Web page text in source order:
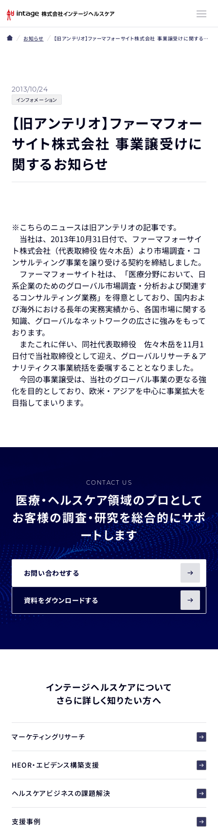
お知らせ 【旧アンテリオ】ファーマフォーサイト株式会社 事業譲受けに関するお知らせ
2013/10/24
インフォメーション
【旧アンテリオ】ファーマフォー
サイト株式会社 事業譲受けに
関するお知らせ
※こちらのニュースは旧アンテリオの記事です。
当社は、2013年10月31日付で、ファーマフォーサイ
ト株式会社（代表取締役 佐々木岳）より市場調査・コ
ンサルティング事業を譲り受ける契約を締結しました。
ファーマフォーサイト社は、「医療分野において、日
系企業のためのグローバル市場調査・分析および関連す
るコンサルティング業務」を得意としており、国内およ
び海外における長年の実務実績から、各国市場に関する
知識、グローバルなネットワークの広さに強みをもって
おります。
またこれに伴い、同社代表取締役 佐々木岳を11月1
日付で当社取締役として迎え、グローバルリサーチ＆ア
ナリティクス事業統括を委嘱することとなりました。
今回の事業譲受は、当社のグローバル事業の更なる強
化を目的としており、欧米・アジアを中心に事業拡大を
目指してまいります。
CONTACT US
医療・ヘルスケア領域のプロとして
お客様の調査・研究を総合的にサポ
ートします
お問い合わせする
資料をダウンロードする
インテージヘルスケアについて
さらに詳しく知りたい方へ
マーケティングリサーチ
HEOR・エビデンス構築支援
ヘルスケアビジネスの課題解決
支援事例